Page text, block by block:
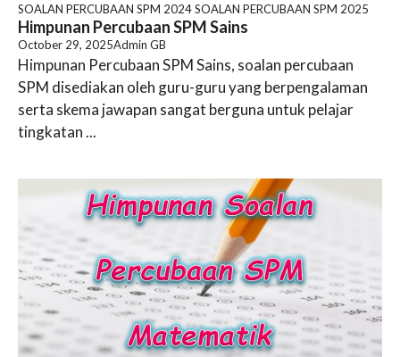
SOALAN PERCUBAAN SPM 2024SOALAN PERCUBAAN SPM 2025
Himpunan Percubaan SPM Sains
October 29, 2025Admin GB
Himpunan Percubaan SPM Sains, soalan percubaan
SPM disediakan oleh guru-guru yang berpengalaman
serta skema jawapan sangat berguna untuk pelajar
tingkatan ...